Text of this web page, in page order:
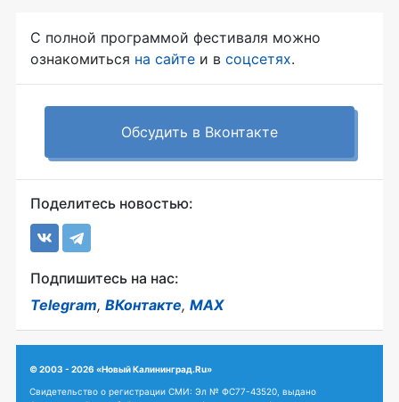
С полной программой фестиваля можно
ознакомиться на сайте и в соцсетях.
Обсудить в Вконтакте
Поделитесь новостью:
Подпишитесь на нас:
Telegram, ВКонтакте, MAX
© 2003 - 2026 «Новый Калининград.Ru»
Свидетельство о регистрации СМИ: Эл № ФС77-43520, выдано